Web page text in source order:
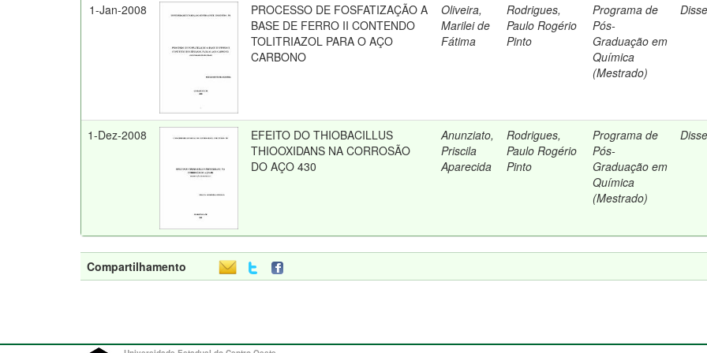
1-Jan-2008
PROCESSO DE FOSFATIZAÇÃO A
BASE DE FERRO II CONTENDO
TOLITRIAZOL PARA O AÇO
CARBONO
Oliveira,
Marilei de
Fátima
Rodrigues,
Paulo Rogério
Pinto
Programa de
Pós-
Graduação em
Química
(Mestrado)
1-Dez-2008
EFEITO DO THIOBACILLUS
THIOOXIDANS NA CORROSÃO
DO AÇO 430
Anunziato,
Priscila
Aparecida
Rodrigues,
Paulo Rogério
Pinto
Programa de
Pós-
Graduação em
Química
(Mestrado)
Compartilhamento